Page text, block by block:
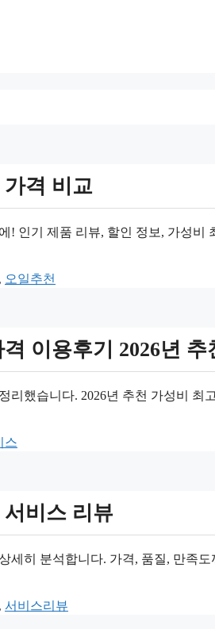
격 비교
! 인기 제품 리뷰, 할인 정보, 가성비
, 오일추천
이용후기 2026년 추
리했습니다. 2026년 추천 가성비 최
스
비스 리뷰
세히 분석합니다. 가격, 품질, 만족
, 서비스리뷰